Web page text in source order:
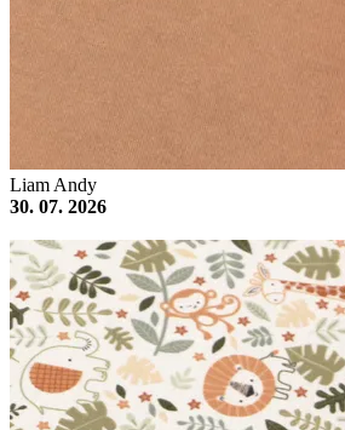
Liam Andy
30. 07. 2026